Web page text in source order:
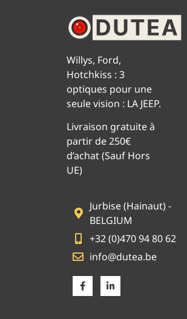
Willys, Ford,
Hotchkiss : 3
optiques pour une
seule vision : LA JEEP.
Livraison gratuite à
partir de 250€
d’achat (Sauf Hors
UE)
Jurbise (Hainaut) -
BELGIUM
+32 (0)470 94 80 62
info@dutea.be